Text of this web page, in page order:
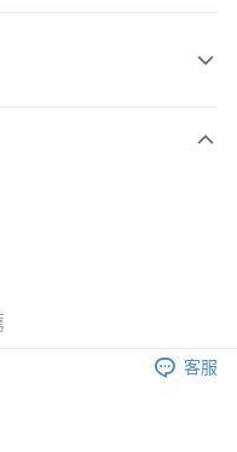
運費
客服